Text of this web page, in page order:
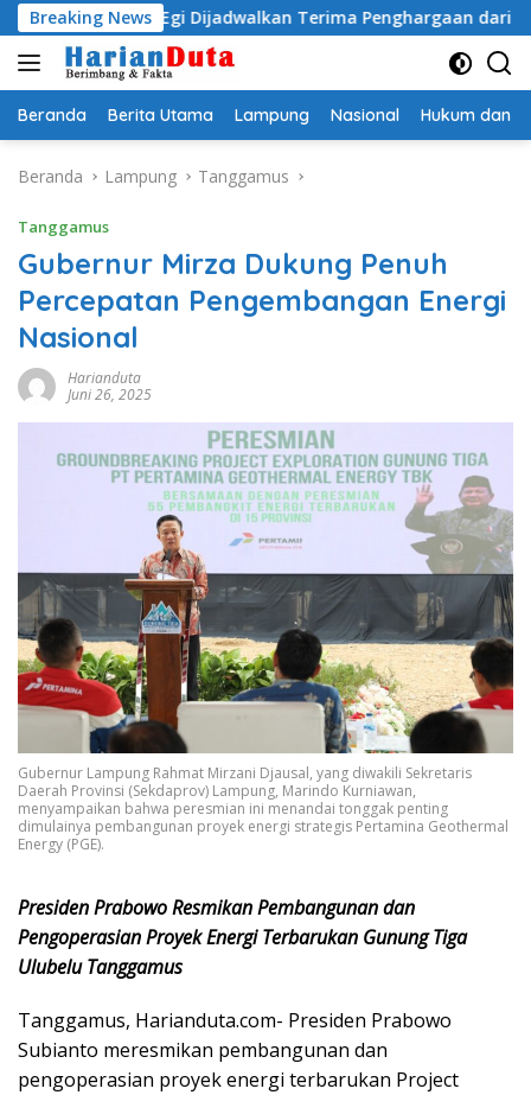
Langsung
ke
konten
Breaking News
Dijadwalkan Terima Penghargaan dari HKBP Lampung
Beranda Berita Utama Lampung Nasional Hukum dan
Beranda Lampung Tanggamus
Tanggamus
Gubernur Mirza Dukung Penuh
Percepatan Pengembangan Energi
Nasional
Harianduta
Juni 26, 2025
Gubernur Lampung Rahmat Mirzani Djausal, yang diwakili Sekretaris
Daerah Provinsi (Sekdaprov) Lampung, Marindo Kurniawan,
menyampaikan bahwa peresmian ini menandai tonggak penting
dimulainya pembangunan proyek energi strategis Pertamina Geothermal
Energy (PGE).
Presiden Prabowo Resmikan Pembangunan dan
Pengoperasian Proyek Energi Terbarukan Gunung Tiga
Ulubelu Tanggamus
Tanggamus, Harianduta.com- Presiden Prabowo
Subianto meresmikan pembangunan dan
pengoperasian proyek energi terbarukan Project